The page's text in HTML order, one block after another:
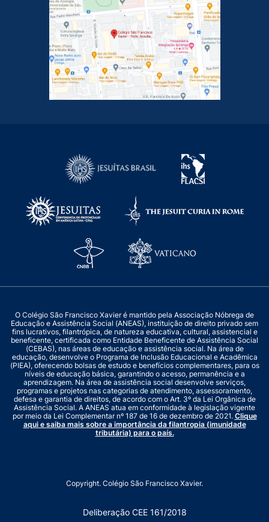
O Colégio São Francisco Xavier é mantido pela Associação Nóbrega de
Educação e Assistência Social (ANEAS), instituição de direito privado sem
fins lucrativos, filantrópica, de natureza educativa, cultural, assistencial e
beneficente, certificada como Entidade Beneficente de Assistência Social
(CEBAS), nas áreas de educação e assistência social. Na área de
educação, desenvolve o Programa de Inclusão Educacional e Acadêmica
(PIEA), oferecendo bolsas de estudo e benefícios complementares, para os
níveis de educação básica, garantindo o acesso, permanência e a
aprendizagem. Na área de assistência social desenvolve serviços,
programas e projetos nas categorias de atendimento, assessoramento,
defesa e garantia de direitos, de acordo com o Art. 3º da Lei Orgânica de
Assistência Social. A ANEAS atua em conformidade à legislação vigente
por meio da Lei Complementar nº 187 de 16 de dezembro de 2021. Clique
aqui e saiba mais sobre a importância da filantropia (imunidade
tributária) para o país.
Copyright. Colégio São Francisco Xavier.
Deliberação CEE 161/2018